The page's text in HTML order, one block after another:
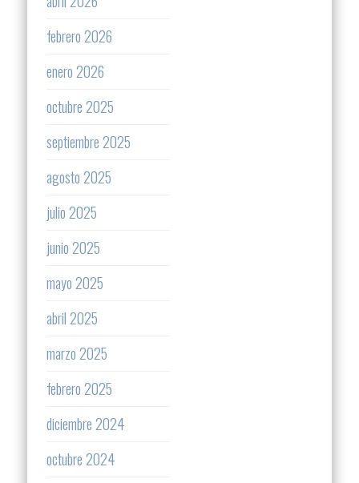
febrero 2026
enero 2026
octubre 2025
septiembre 2025
agosto 2025
julio 2025
junio 2025
mayo 2025
abril 2025
marzo 2025
febrero 2025
diciembre 2024
octubre 2024